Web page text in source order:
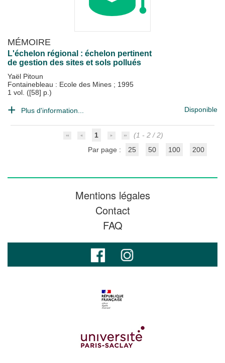
MÉMOIRE
L'échelon régional : échelon pertinent
de gestion des sites et sols pollués
Yaël Pitoun
Fontainebleau : Ecole des Mines ; 1995
1 vol. ([58] p.)
Plus d'information... Disponible
1
(1 - 2 / 2)
Par page :
25 50 100 200
Mentions légales
Contact
FAQ